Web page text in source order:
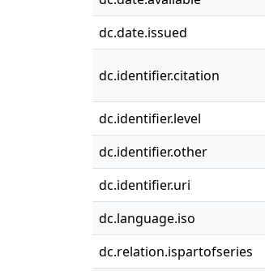
dc.date.issued
dc.identifier.citation
dc.identifier.level
dc.identifier.other
dc.identifier.uri
dc.language.iso
dc.relation.ispartofseries